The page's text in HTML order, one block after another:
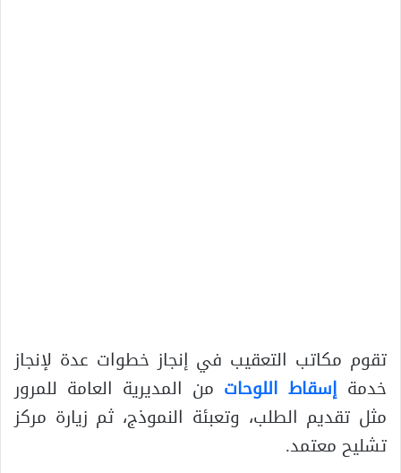
تقوم مكاتب التعقيب في إنجاز خطوات عدة لإنجاز
خدمة إسقاط اللوحات من المديرية العامة للمرور
مثل تقديم الطلب، وتعبئة النموذج، ثم زيارة مركز
تشليح معتمد.